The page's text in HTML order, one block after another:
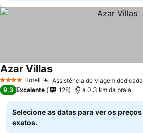
4 EstrelasHotel Assistência de viagem dedicada
Azar Villas
9,3 Excelente 128 a 0.3 km da praia
Selecione as datas para ver os preços
exatos.